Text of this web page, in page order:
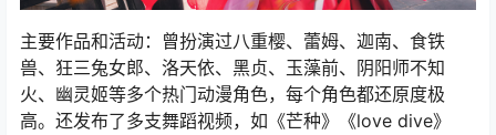
主要作品和活动：曾扮演过八重樱、蕾姆、迦南、食铁
兽、狂三兔女郎、洛天依、黑贞、玉藻前、阴阳师不知
火、幽灵姬等多个热门动漫角色，每个角色都还原度极
高。还发布了多支舞蹈视频，如《芒种》《love dive》